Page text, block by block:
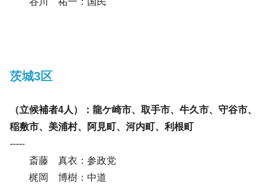
茨城3区
（立候補者4人）：龍ケ崎市、取手市、牛久市、守谷市、
稲敷市、美浦村、阿見町、河内町、利根町
-----
斎藤 真衣：参政党
梶岡 博樹：中道